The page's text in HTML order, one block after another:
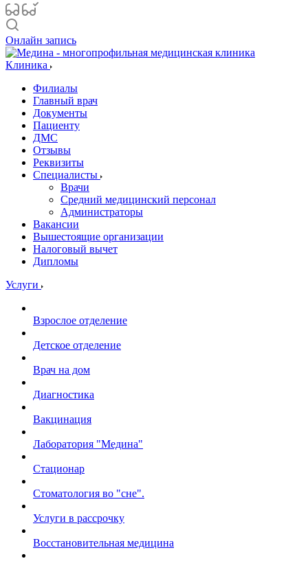
Онлайн запись
Клиника
Филиалы
Главный врач
Документы
Пациенту
ДМС
Отзывы
Реквизиты
Специалисты
Врачи
Средний медицинский персонал
Администраторы
Вакансии
Вышестоящие организации
Налоговый вычет
Дипломы
Услуги
Взрослое отделение
Детское отделение
Врач на дом
Диагностика
Вакцинация
Лаборатория "Медина"
Стационар
Стоматология во "сне".
Услуги в рассрочку
Восстановительная медицина